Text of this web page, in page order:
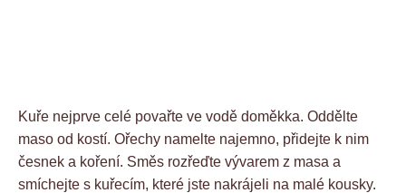
Kuře nejprve celé povařte ve vodě doměkka. Oddělte
maso od kostí. Ořechy namelte najemno, přidejte k nim
česnek a koření. Směs rozřeďte vývarem z masa a
smíchejte s kuřecím, které jste nakrájeli na malé kousky.